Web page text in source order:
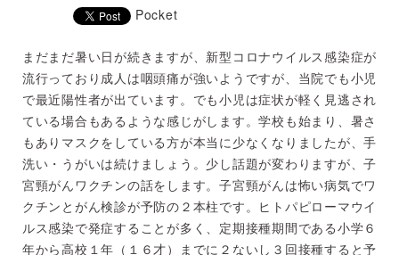
Pocket
まだまだ暑い日が続きますが、新型コロナウイルス感染症が
流行っており成人は咽頭痛が強いようですが、当院でも小児
で最近陽性者が出ています。でも小児は症状が軽く見逃され
ている場合もあるような感じがします。学校も始まり、暑さ
もありマスクをしている方が本当に少なくなりましたが、手
洗い・うがいは続けましょう。少し話題が変わりますが、子
宮頸がんワクチンの話をします。子宮頸がんは怖い病気でワ
クチンとがん検診が予防の２本柱です。ヒトパピローマウイ
ルス感染で発症することが多く、定期接種期間である小学６
年から高校１年（１６才）までに２ないし３回接種すると予